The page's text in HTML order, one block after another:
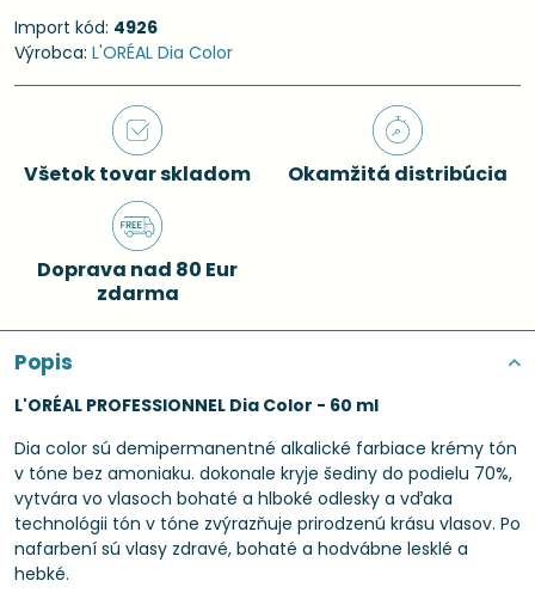
Import kód: 4926
Výrobca: L'ORÉAL Dia Color
Všetok tovar skladom Okamžitá distribúcia
Doprava nad 80 Eur
zdarma
Popis
L'ORÉAL PROFESSIONNEL Dia Color - 60 ml
Dia color sú demipermanentné alkalické farbiace krémy tón
v tóne bez amoniaku. dokonale kryje šediny do podielu 70%,
vytvára vo vlasoch bohaté a hlboké odlesky a vďaka
technológii tón v tóne zvýrazňuje prirodzenú krásu vlasov. Po
nafarbení sú vlasy zdravé, bohaté a hodvábne lesklé a
hebké.